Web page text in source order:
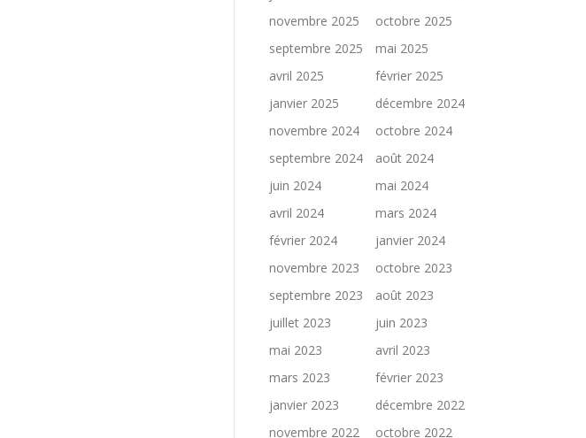
novembre 2025
octobre 2025
septembre 2025
mai 2025
avril 2025
février 2025
janvier 2025
décembre 2024
novembre 2024
octobre 2024
septembre 2024
août 2024
juin 2024
mai 2024
avril 2024
mars 2024
février 2024
janvier 2024
novembre 2023
octobre 2023
septembre 2023
août 2023
juillet 2023
juin 2023
mai 2023
avril 2023
mars 2023
février 2023
janvier 2023
décembre 2022
novembre 2022
octobre 2022